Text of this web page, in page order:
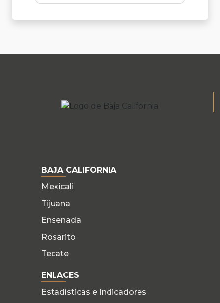
BAJA CALIFORNIA
Mexicali
Tijuana
Ensenada
Rosarito
Tecate
ENLACES
Estadísticas e Indicadores